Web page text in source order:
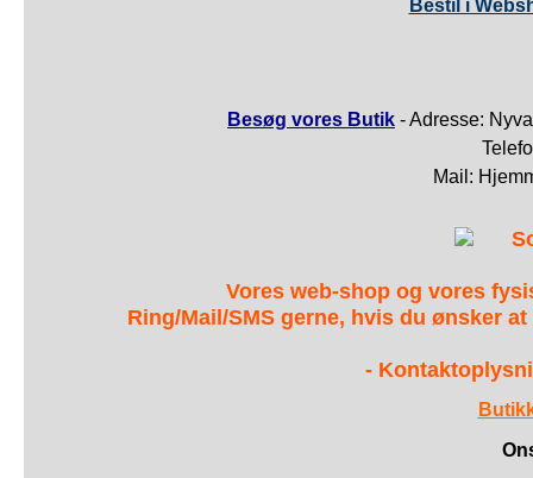
Bestil i
Besøg vores Butik - Adresse:
Mail:
Vores web-shop og vores
Ring/Mail/SMS gerne, hvis du ønsker
-